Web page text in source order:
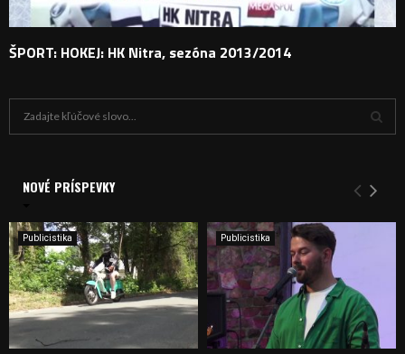
ŠPORT: HOKEJ: HK Nitra, sezóna 2013/2014
i
e
:
Y
H
D
NOVÉ PRÍSPEVKY
Publicistika Publicistika